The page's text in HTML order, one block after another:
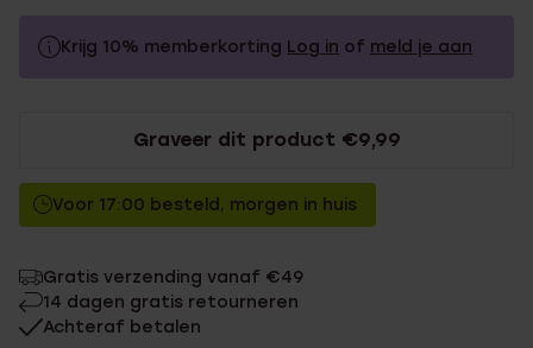
Krijg 10% memberkorting Log in of meld je aan
Met memberkortingGraveer dit product €9,99
Voor 17:00 besteld, morgen in huis
Gratis verzending vanaf €49
14 dagen gratis retourneren
Achteraf betalen